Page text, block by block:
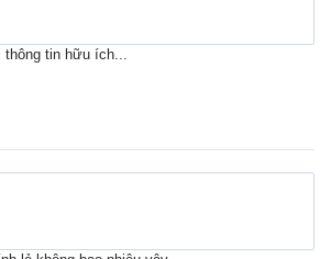
thông tin hữu ích...